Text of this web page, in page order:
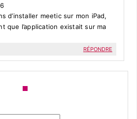
d’installer meetic sur mon iPad,
que l’application existait sur ma
RÉPONDRE